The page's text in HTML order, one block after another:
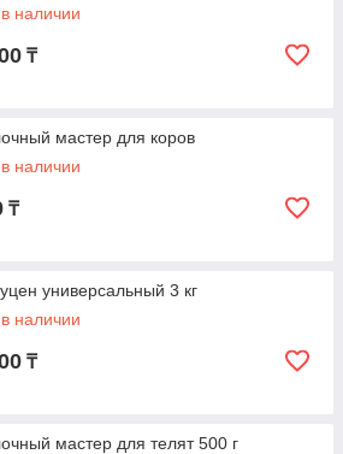
наличии
₸
мастер для коров
наличии
₸
универсальный 3 кг
наличии
₸
мастер для телят 500 г